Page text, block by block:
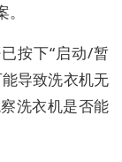
按下“启动/暂
导致洗衣机无
洗衣机是否能